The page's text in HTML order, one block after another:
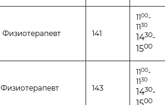
Физиотерапевт 141
1100-
1130
1430-
1500
Физиотерапевт 143
1100-
1130
1430-
00